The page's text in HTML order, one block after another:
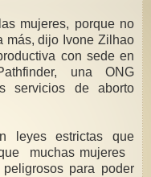
mujeres, porque no
más, dijo Ivone Zilhao
con sede en
una ONG
servicios de aborto
leyes estrictas que
muchas mujeres
para poder